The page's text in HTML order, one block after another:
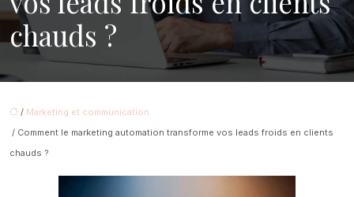
chauds ?
/ Marketing et communication
/ Comment le marketing automation transforme vos leads froids en clients
chauds ?